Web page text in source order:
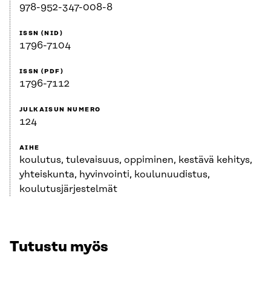
978-952-347-008-8
ISSN (NID)
1796-7104
ISSN (PDF)
1796-7112
JULKAISUN NUMERO
124
AIHE
koulutus, tulevaisuus, oppiminen, kestävä kehitys,
yhteiskunta, hyvinvointi, koulunuudistus,
koulutusjärjestelmät
Tutustu myös